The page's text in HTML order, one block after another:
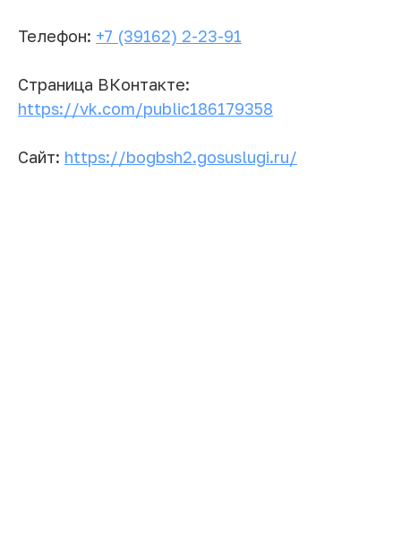
Телефон: +7 (39162) 2-23-91
Страница ВКонтакте:
https://vk.com/public186179358
Сайт: https://bogbsh2.gosuslugi.ru/